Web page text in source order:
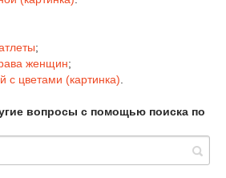
;
женщин;
цветами (картинка)
вопросы с помощью поиска по